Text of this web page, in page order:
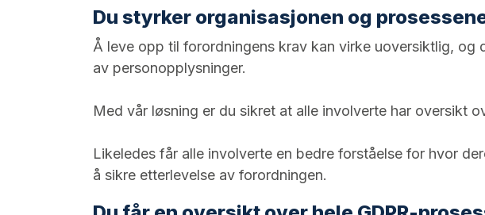
Du styrker organisasjonen og
Å leve opp til forordningens krav kan virke uoversiktlig,
av personopplysninger.
Med vår løsning er du sikret at alle involverte har oversikt
Likeledes får alle involverte en bedre forståelse for hvor
å sikre etterlevelse av forordningen.